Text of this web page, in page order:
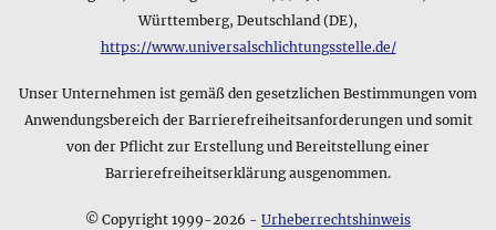
Können Sie mir Details zum Lieferumfang des Produkts
Cognacfarbene Bernsteinsplitter • Babykette mitteilen?
Der Hersteller nennt in seinem Datenblatt zum Produkt
selbstverständlich auch Details zum Lieferumfang, die
folgendermaßen lauten: im 10,0 x 7,5 cm großen attraktiven
Schmuckbeutel
Württemberg, Deutschland (DE),
https://www.universalschlichtungsstelle.de/
Unser Unternehmen ist gemäß den gesetzlichen Bestimmungen vom
Anwendungsbereich der Barrierefreiheitsanforderungen und somit
von der Pflicht zur Erstellung und Bereitstellung einer
Barrierefreiheitserklärung ausgenommen.
© Copyright 1999-2026 - Urheberrechtshinweis